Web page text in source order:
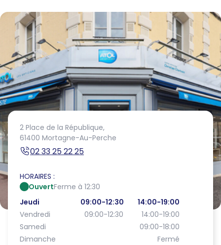
2 Place de la République,
61400 Mortagne-Au-Perche
02 33 25 22 25
HORAIRES :
OuvertFerme à 12:30
Jeudi
09:00-12:30
14:00-19:00
Vendredi
09:00-12:30
14:00-19:00
Samedi
09:00-18:00
Dimanche
Fermé